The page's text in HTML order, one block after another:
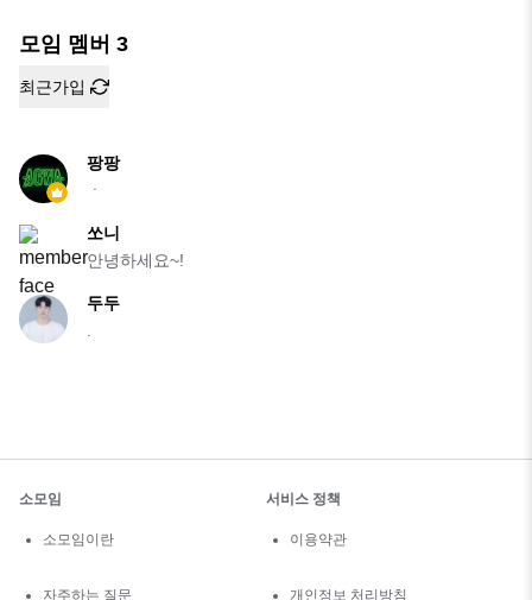
모임 멤버 3
최근가입
팡팡
ㆍ
쏘니
안녕하세요~!
두두
소모임
소모임이란
자주하는 질문
서비스 정책
이용약관
개인정보 처리방침